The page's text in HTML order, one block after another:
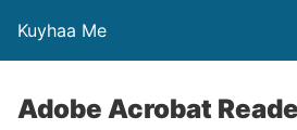
Kuyhaa Me
Adobe Acrobat